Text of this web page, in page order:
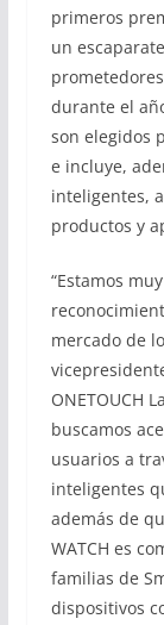
primeros
un
durante el
son elegidos
e incluye,
inteligentes,
productos y
“Estamos
mercado de
ONETOUCH
buscamos
usuarios a
inteligentes
además de
WATCH es
familias de
dispositivos